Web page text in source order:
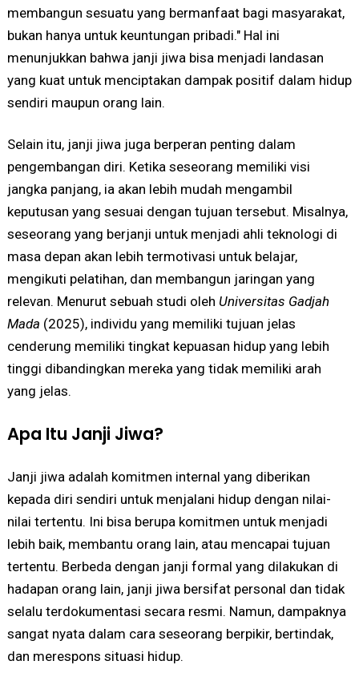
membangun sesuatu yang bermanfaat bagi masyarakat,
bukan hanya untuk keuntungan pribadi." Hal ini
menunjukkan bahwa janji jiwa bisa menjadi landasan
yang kuat untuk menciptakan dampak positif dalam hidup
sendiri maupun orang lain.
Selain itu, janji jiwa juga berperan penting dalam
pengembangan diri. Ketika seseorang memiliki visi
jangka panjang, ia akan lebih mudah mengambil
keputusan yang sesuai dengan tujuan tersebut. Misalnya,
seseorang yang berjanji untuk menjadi ahli teknologi di
masa depan akan lebih termotivasi untuk belajar,
mengikuti pelatihan, dan membangun jaringan yang
relevan. Menurut sebuah studi oleh Universitas Gadjah
Mada (2025), individu yang memiliki tujuan jelas
cenderung memiliki tingkat kepuasan hidup yang lebih
tinggi dibandingkan mereka yang tidak memiliki arah
yang jelas.
Apa Itu Janji Jiwa?
Janji jiwa adalah komitmen internal yang diberikan
kepada diri sendiri untuk menjalani hidup dengan nilai-
nilai tertentu. Ini bisa berupa komitmen untuk menjadi
lebih baik, membantu orang lain, atau mencapai tujuan
tertentu. Berbeda dengan janji formal yang dilakukan di
hadapan orang lain, janji jiwa bersifat personal dan tidak
selalu terdokumentasi secara resmi. Namun, dampaknya
sangat nyata dalam cara seseorang berpikir, bertindak,
dan merespons situasi hidup.